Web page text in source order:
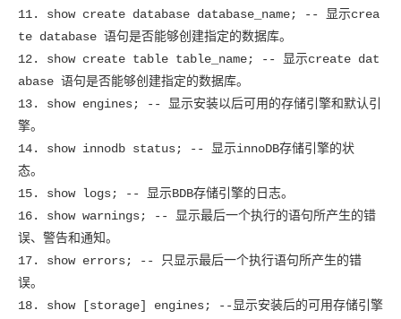
11. show create database database_name; -- 显示crea
te database 语句是否能够创建指定的数据库。
12. show create table table_name; -- 显示create dat
abase 语句是否能够创建指定的数据库。
13. show engines; -- 显示安装以后可用的存储引擎和默认引
擎。
14. show innodb status; -- 显示innoDB存储引擎的状
态。
15. show logs; -- 显示BDB存储引擎的日志。
16. show warnings; -- 显示最后一个执行的语句所产生的错
误、警告和通知。
17. show errors; -- 只显示最后一个执行语句所产生的错
误。
18. show [storage] engines; --显示安装后的可用存储引擎